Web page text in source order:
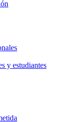
y estudiantes